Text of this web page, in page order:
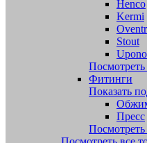
Henco
Kermi
Stout
Фитинги
Показать
Пресс